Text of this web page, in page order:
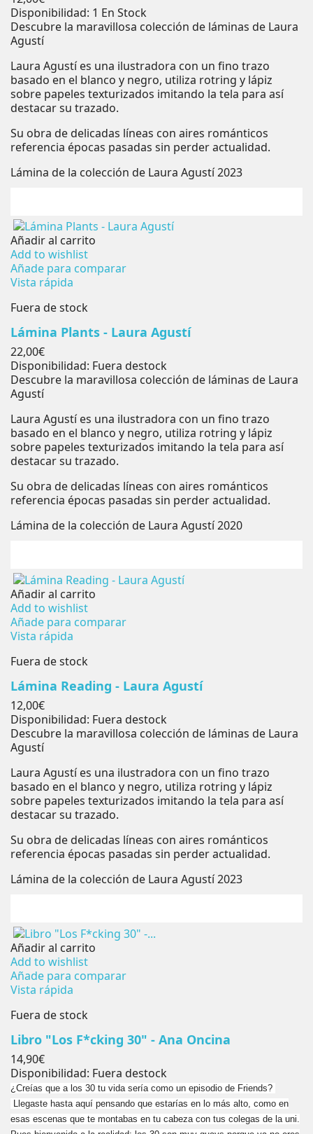
Disponibilidad: 1 En Stock
Descubre la maravillosa colección de láminas de Laura
Agustí
Laura Agustí es una ilustradora con un fino trazo
basado en el blanco y negro, utiliza rotring y lápiz
sobre papeles texturizados imitando la tela para así
destacar su trazado.
Su obra de delicadas líneas con aires románticos
referencia épocas pasadas sin perder actualidad.
Lámina de la colección de Laura Agustí 2023
Añadir al carrito
Add to wishlist
Añade para comparar
Vista rápida
Fuera de stock
Lámina Plants - Laura Agustí
Precio
22,00€
Disponibilidad: Fuera destock
Descubre la maravillosa colección de láminas de Laura
Agustí
Laura Agustí es una ilustradora con un fino trazo
basado en el blanco y negro, utiliza rotring y lápiz
sobre papeles texturizados imitando la tela para así
destacar su trazado.
Su obra de delicadas líneas con aires románticos
referencia épocas pasadas sin perder actualidad.
Lámina de la colección de Laura Agustí 2020
Añadir al carrito
Add to wishlist
Añade para comparar
Vista rápida
Fuera de stock
Lámina Reading - Laura Agustí
Precio
12,00€
Disponibilidad: Fuera destock
Descubre la maravillosa colección de láminas de Laura
Agustí
Laura Agustí es una ilustradora con un fino trazo
basado en el blanco y negro, utiliza rotring y lápiz
sobre papeles texturizados imitando la tela para así
destacar su trazado.
Su obra de delicadas líneas con aires románticos
referencia épocas pasadas sin perder actualidad.
Lámina de la colección de Laura Agustí 2023
Añadir al carrito
Add to wishlist
Añade para comparar
Vista rápida
Fuera de stock
Libro "Los F*cking 30" - Ana Oncina
Precio
14,90€
Disponibilidad: Fuera destock
¿Creías que a los 30 tu vida sería como un episodio de Friends?
Llegaste hasta aquí pensando que estarías en lo más alto, como en
esas escenas que te montabas en tu cabeza con tus colegas de la uni.